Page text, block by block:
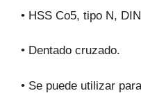
original
$167.853.
• HSS Co5, tipo N,
• Dentado cruzado.
• Se puede utilizar